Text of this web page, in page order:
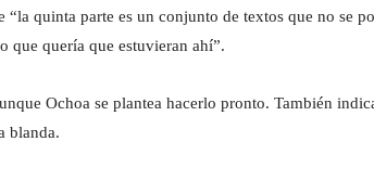
quinta parte es un conjunto de textos que no se
que quería que estuvieran ahí”.
Ochoa se plantea hacerlo pronto. También
blanda.